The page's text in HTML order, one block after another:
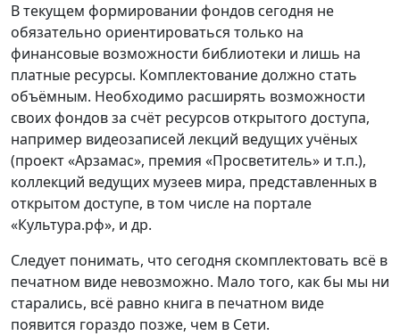
В текущем формировании фондов сегодня не
обязательно ориентироваться только на
финансовые возможности библиотеки и лишь на
платные ресурсы. Комплектование должно стать
объёмным. Необходимо расширять возможности
своих фондов за счёт ресурсов открытого доступа,
например видеозаписей лекций ведущих учёных
(проект «Арзамас», премия «Просветитель» и т.п.),
коллекций ведущих музеев мира, представленных в
открытом доступе, в том числе на портале
«Культура.рф», и др.
Следует понимать, что сегодня скомплектовать всё в
печатном виде невозможно. Мало того, как бы мы ни
старались, всё равно книга в печатном виде
появится гораздо позже, чем в Сети.